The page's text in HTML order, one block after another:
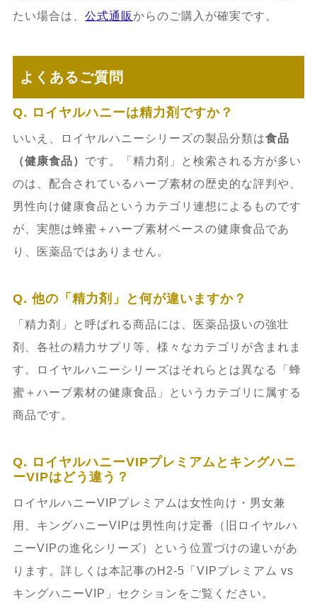
たい場合は、 公式通販からのご購入が確実です。
よくあるご質問
Q. ロイヤルハニーは精力剤ですか？
いいえ、ロイヤルハニーシリーズの製品分類は食品
（健康食品） です。「精力剤」と検索される方が多い
のは、配合されているハーブ素材の歴史的な評判や、
男性向け健康食品というカテゴリ連想によるものです
が、実態は蜂蜜＋ハーブ素材ベースの健康食品であ
り、医薬品ではありません。
Q. 他の「精力剤」と何が違いますか？
「精力剤」と呼ばれる商品には、医薬品扱いの強壮
剤、各社の精力サプリ等、様々なカテゴリが含まれま
す。ロイヤルハニーシリーズはそれらとは異なる「蜂
蜜＋ハーブ素材の健康食品」というカテゴリに属する
商品です。
Q. ロイヤルハニーVIPプレミアムとキングハニ
ーVIPはどう違う？
ロイヤルハニーVIPプレミアムは女性向け・男女兼
用、キングハニーVIPは男性向け定番（旧ロイヤルハ
ニーVIPの進化シリーズ）という位置づけの違いがあ
ります。詳しくは本記事のH2-5「VIPプレミアム vs
キングハニーVIP」セクションをご覧ください。